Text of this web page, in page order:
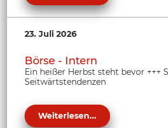
23. Juli 2026
Börse - Intern
Ein heißer Herbst steht bevor +++
Seitwärtstendenzen
Weiterlesen...